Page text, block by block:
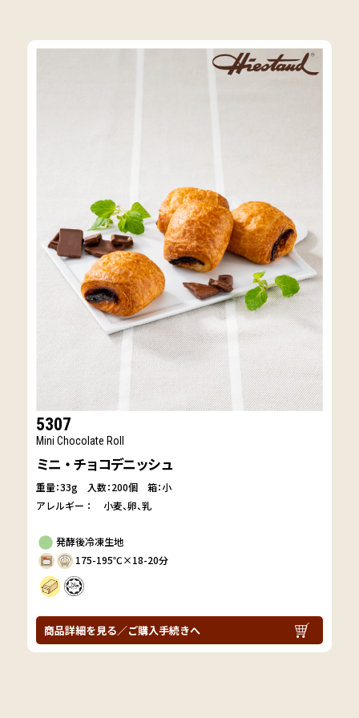
5307
Mini Chocolate Roll
ミニ・チョコデニッシュ
重量：33g
入数：200個 箱：小
アレルギー：
小麦 卵 乳
発酵後冷凍生地
175-195℃×18-20分
商品詳細を見る／ご購入手続きへ